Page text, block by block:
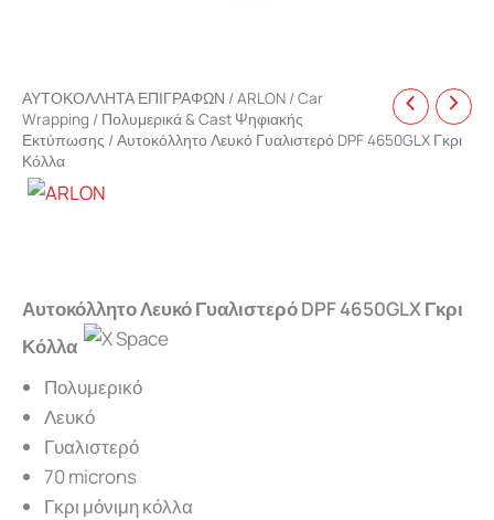
ΑΥΤΟΚΟΛΛΗΤΑ ΕΠΙΓΡΑΦΩΝ /ARLON /Car
Wrapping / Πολυμερικά & Cast Ψηφιακής
Εκτύπωσης / Αυτοκόλλητο Λευκό Γυαλιστερό DPF 4650GLX Γκρι
Κόλλα
Αυτοκόλλητο Λευκό Γυαλιστερό DPF 4650GLX Γκρι
Κόλλα
Πολυμερικό
Λευκό
Γυαλιστερό
70 microns
Γκρι μόνιμη κόλλα